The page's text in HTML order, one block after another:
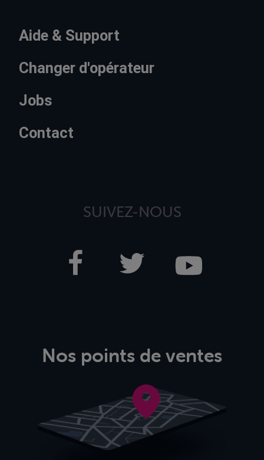
Aide & Support
Changer d'opérateur
Jobs
Contact
SUIVEZ-NOUS
Nos points de ventes